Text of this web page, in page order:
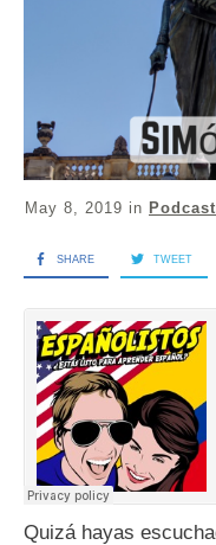
May 8, 2019 in
SHARE TWEET
Quizá hayas